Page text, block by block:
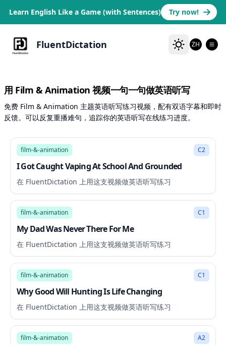
Learn English Like a Game (with Sentences) Try now!
FluentDictation ZH
用 Film & Animation 视频一句一句做英语听写
免费 Film & Animation 主题英语听写练习视频，配有双语字幕和即时
反馈。可以反复重播难句，追踪你的英语听写在线练习进度。
film-&-animation C2
I Got Caught Vaping At School And Grounded
在 FluentDictation 上用这支视频做英语听写练习
3:11
film-&-animation C1
My Dad Was Never There For Me
在 FluentDictation 上用这支视频做英语听写练习
17:43
film-&-animation C1
Why Good Will Hunting Is Life Changing
在 FluentDictation 上用这支视频做英语听写练习
20:33
film-&-animation A2